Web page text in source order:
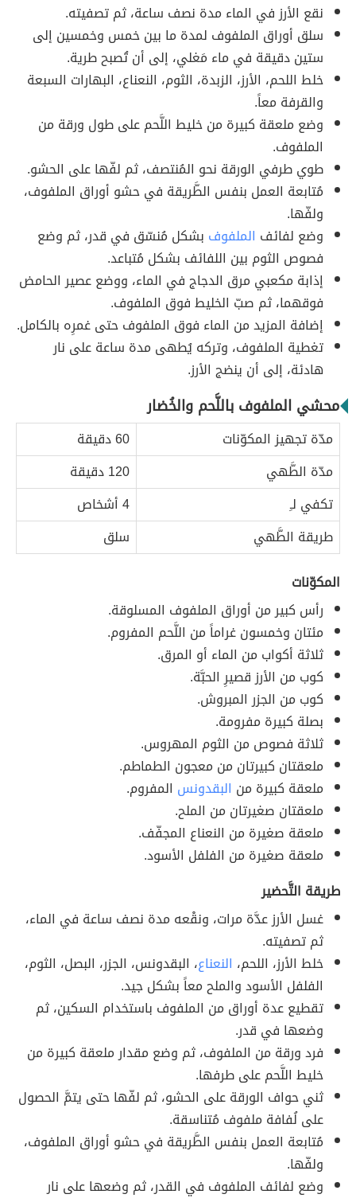
نقع الأرز في الماء مدة نصف ساعة، ثم تصفيته.
سلق أوراق الملفوف لمدة ما بين خمس وخمسين إلى
ستين دقيقة في ماء مَغلي، إلى أن تُصبح طرية.
خلط اللحم، الأرز، الزبدة، الثوم، النعناع، البهارات السبعة
والقرفة معاً.
وضع ملعقة كبيرة من خليط اللَّحم على طول ورقة من
الملفوف.
طوي طرفي الورقة نحو المُنتصف، ثم لفّها على الحشو.
مُتابعة العمل بنفس الطَّريقة في حشو أوراق الملفوف،
ولفّها.
وضع لفائف الملفوف بشكل مُنسّق في قدر، ثم وضع
فصوص الثوم بين اللفائف بشكل مُتباعد.
إذابة مكعبي مرق الدجاج في الماء، ووضع عصير الحامض
فوقهما، ثم صبّ الخليط فوق الملفوف.
إضافة المزيد من الماء فوق الملفوف حتى غمرِه بالكامل.
تغطية الملفوف، وتركه يُطهى مدة ساعة على نار
هادئة، إلى أن ينضج الأرز.
محشي الملفوف باللَّحم والخُضار
مدّة تجهيز المكوّنات
60 دقيقة
مدّة الطَّهي
120 دقيقة
تكفي لـِ
4 أشخاص
طريقة الطَّهي
سلق
المكوّنات
رأس كبير من أوراق الملفوف المسلوقة.
مئتان وخمسون غراماً من اللَّحم المفروم.
ثلاثة أكواب من الماء أو المرق.
كوب من الأرز قصيرِ الحبَّة.
كوب من الجزر المبروش.
بصلة كبيرة مفرومة.
ثلاثة فصوص من الثوم المهروس.
ملعقتان كبيرتان من معجون الطماطم.
ملعقة كبيرة من البقدونس المفروم.
ملعقتان صغيرتان من الملح.
ملعقة صغيرة من النعناع المجفّف.
ملعقة صغيرة من الفلفل الأسود.
طريقة التَّحضير
غسل الأرز عدَّة مرات، ونقْعه مدة نصف ساعة في الماء،
ثم تصفيته.
خلط الأرز، اللحم، النعناع، البقدونس، الجزر، البصل، الثوم،
الفلفل الأسود والملح معاً بشكل جيد.
تقطيع عدة أوراق من الملفوف باستخدام السكين، ثم
وضعها في قدر.
فرد ورقة من الملفوف، ثم وضع مقدار ملعقة كبيرة من
خليط اللَّحم على طرفها.
ثني حواف الورقة على الحشو، ثم لفّها حتى يتمَّ الحصول
على لُفافة ملفوف مُتناسقة.
مُتابعة العمل بنفس الطَّريقة في حشو أوراق الملفوف،
ولفّها.
وضع لفائف الملفوف في القدر، ثم وضعها على نار